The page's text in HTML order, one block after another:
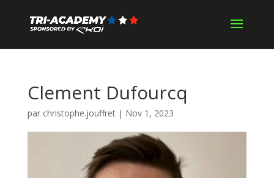
Clement Dufourcq
par christophe.jouffret| Nov 1, 2023